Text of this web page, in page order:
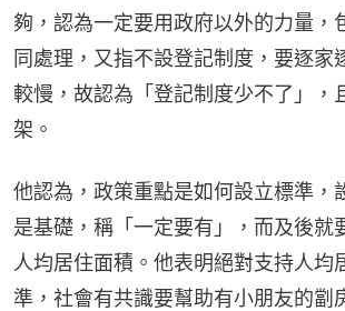
夠，認為一定要用政府以外的力量，
同處理，又指不設登記制度，要逐家
較慢，故認為「登記制度少不了」，
架。
他認為，政策重點是如何設立標準，
是基礎，稱「一定要有」，而及後就
人均居住面積。他表明絕對支持人均
準，社會有共識要幫助有小朋友的劏